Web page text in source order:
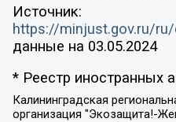
Источник:
https://minjust.gov.ru/
данные на 03.05.2024
* Реестр иностранных
Калининградская региональная общественная организация "Экозащита!-Женсовет", Фонд содействия защите прав и свобод граждан "Общественный вердикт", Фонд "Институт Развития Свободы Информации", Частное учреждение "Информационное агентство МЕМО. РУ", Региональная общественная организация "Общественная комиссия по сохранению наследия академика Сахарова", Фонд поддержки свободы прессы, Санкт-Петербургская общественная правозащитная организация "Гражданский контроль", Межрегиональная общественная организация "Информационно-просветительский центр "Мемориал", Региональный Фонд "Центр Защиты Прав Средств Массовой Информации", с 05.12.2023 Фонд "Центр Защиты Прав Средств массовой информации", Региональная общественная благотворительная организация помощи беженцам и мигрантам "Гражданское содействие", Негосударственное образовательное учреждение дополнительного профессионального образования (повышение квалификации) специалистов "АКАДЕМИЯ ПО ПРАВАМ ЧЕЛОВЕКА", Свердловская региональная общественная организация "Сутяжник", Автономная некоммерческая организация "Центр независимых социологических исследований", Союз общественных объединений "Российский исследовательский центр по правам человека", Региональное общественное учреждение научно-информационный центр "МЕМОРИАЛ", Некоммерческая организация "Фонд защиты гласности", Автономная некоммерческая организация "Институт прав человека", Городская общественная организация "Екатеринбургское общество "МЕМОРИАЛ", Городская общественная организация "Рязанское историко-просветительское и правозащитное общество "Мемориал" (Рязанский Мемориал), Челябинский региональный орган общественной самодеятельности – женское общественное объединение "Женщины Евразии", Челябинский региональный орган общественной самодеятельности "Уральская правозащитная группа", Фонд содействия защите здоровья и социальной справедливости имени Андрея Рылькова, Автономная Некоммерческая Организация "Аналитический Центр Юрия Левады", Автономная некоммерческая организация социальной поддержки населения "Проект Апрель", Региональная общественная организация помощи женщинам и детям, находящимся в кризисной ситуации "Информационно-методический центр "Анна", Фонд содействия развитию массовых коммуникаций и правовому просвещению "Так-так-Так", Фонд содействия устойчивому развитию "Серебряная тайга", Свердловский региональный общественный фонд социальных проектов "Новое время", "Idel.Реалии", Кавказ.Реалии, Крым.Реалии, Телеканал Настоящее Время, Татаро-башкирская служба Радио Свобода (Azatliq Radiosi), Радио Свободная Европа/Радио Свобода (PCE/PC), "Сибирь.Реалии", "Фактограф", Благотворительный фонд помощи осужденным и их семьям, Автономная некоммерческая организация "Институт глобализации и социальных движений", Фонд "В защиту прав заключенных", Частное учреждение "Центр поддержки и содействия развитию средств массовой информации", Пензенский региональный общественный благотворительный фонд "Гражданский союз", "Север.Реалии", Некоммерческая организация Фонд "Правовая инициатива", Общество с ограниченной ответственностью "Радио Свободная Европа/Радио Свобода", Чешское информационное агентство "MEDIUM-ORIENT", Красноярская региональная общественная организация "Мы против СПИДа", Камалягин Денис Николаевич, Маркелов Сергей Евгеньевич, Пономарев Лев Александрович, Савицкая Людмила Алексеевна, Автономная некоммерческая организация "Центр по работе с проблемой насилия "НАСИЛИЮ.НЕТ", Межрегиональный профессиональный союз работников здравоохранения "Альянс врачей", Юридическое лицо, зарегистрированное в Латвийской Республике, SIA "Medusa Project" (регистрационный номер 40103797863, дата регистрации 10.06.2014), Некоммерческая организация "Фонд по борьбе с коррупцией", Автономная некоммерческая организация "Институт права и публичной политики", Баданин Роман Сергеевич, Гликин Максим Александрович, Железнова Мария Михайловна, Лукьянова Юлия Сергеевна, Маетная Елизавета Витальевна, Маняхин Петр Борисович, Чуракова Ольга Владимировна, Ярош Юлия Петровна, Юридическое лицо "The Insider SIA", зарегистрированное в Риге, Латвийская Республика (дата регистрации 26.06.2015), являющееся администратором доменного имени интернет-издания "The Insider SIA", https://theins.ru, Постернак Алексей Евгеньевич, Рубин Михаил Аркадьевич, Анин Роман Александрович, Юридическое лицо Istories fonds, зарегистрированное в Латвийской Республике (регистрационный номер 50008295751, дата регистрации 24.02.2020), Великовский Дмитрий Александрович, Долинина Ирина Николаевна, Мароховская Алеся Алексеевна, Шлейнов Роман Юрьевич, Шмагун Олеся Валентиновна, Общество с ограниченной ответственностью "Альтаир 2021", Общество с ограниченной ответственностью "Вега 2021", Общество с ограниченной ответственностью "Главный редактор 2021", Общество с ограниченной ответственностью "Ромашки монолит", Важенков Артем Валерьевич, Ивановская областная общественная организация "Центр гендерных исследований", Гурман Юрий Альбертович, Медиапроект "ОВД-Инфо", Егоров Владимир Владимирович, Жилинский Владимир Александрович, Общество с ограниченной ответственностью "ЗП", Иванова София Юрьевна, Карезина Инна Павловна, Кильтау Екатерина Викторовна, Петров Алексей Викторович, Пискунов Сергей Евгеньевич, Смирнов Сергей Сергеевич, Тихонов Михаил Сергеевич, Общество с ограниченной ответственностью "ЖУРНАЛИСТ-ИНОСТРАННЫЙ АГЕНТ", Арапова Галина Юрьевна, Вольтская Татьяна Анатольевна, Американская компания "Mason G.E.S. Anonymous Foundation" (США), являющаяся владельцем интернет-издания https://mnews.world/, Компания "Stichting Bellingcat", зарегистрированная в Нидерландах (дата регистрации 11.07.2018), Захаров Андрей Вячеславович, Клепиковская Екатерина Дмитриевна, Общество с ограниченной ответственностью "МЕМО", Перл Роман Александрович, Симонов Евгений Алексеевич, Соловьева Елена Анатольевна, Сотников Даниил Владимирович, Сурначева Елизавета Дмитриевна, Автономная некоммерческая организация по защите прав человека и информированию населения "Якутия – Наше Мнение", Общество с ограниченной ответственностью "Москоу диджитал медиа", с 26.01.2023 Общество с ограниченной ответственностью "Чайка Белые сады", Ветошкина Валерия Валерьевна, Заговора Максим Александрович, Межрегиональное